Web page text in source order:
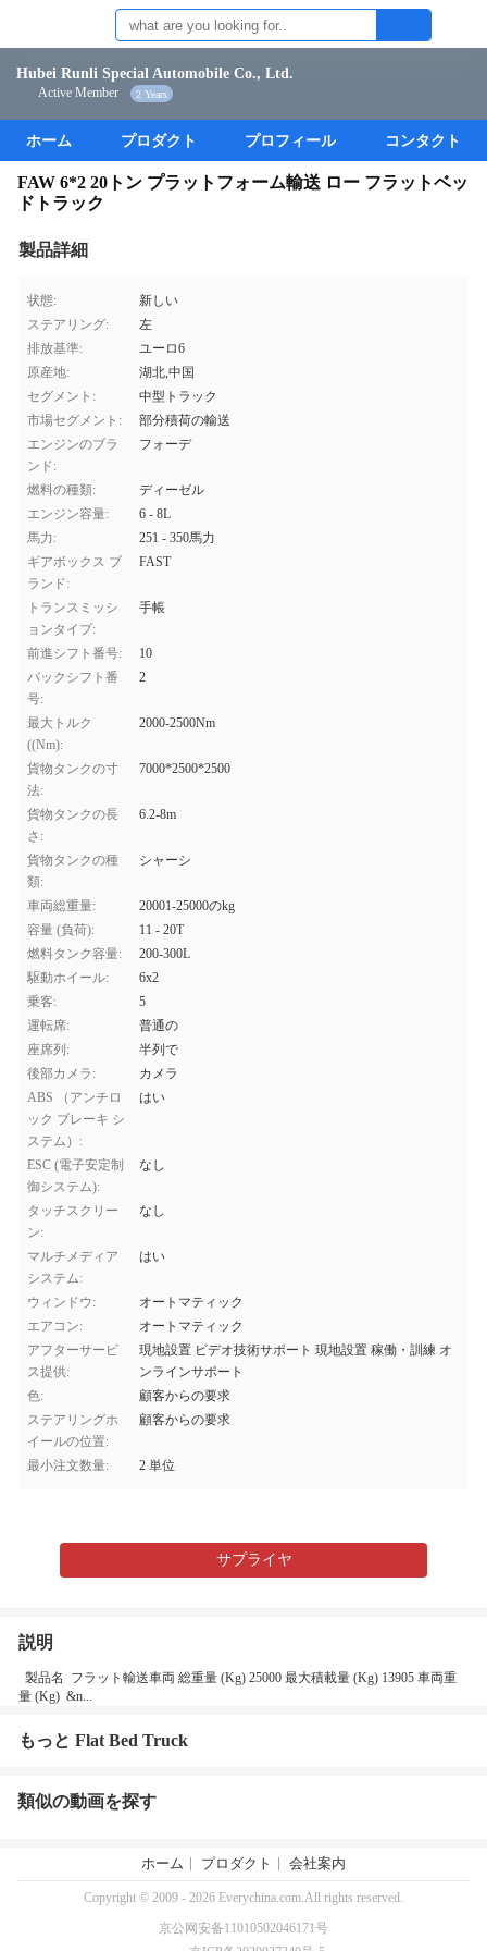
Hubei Runli Special Automobile Co., Ltd.
Active Member 2 Years
ホーム プロダクト プロフィール コンタクト
FAW 6*2 20トン プラットフォーム輸送 ロー フラットベッ
ドトラック
製品詳細
状態:
新しい
ステアリング:
左
排放基準:
ユーロ6
原産地:
湖北,中国
セグメント:
中型トラック
市場セグメント:
部分積荷の輸送
エンジンのブラ
ンド:
フォーデ
燃料の種類:
ディーゼル
エンジン容量:
6 - 8L
馬力:
251 - 350馬力
ギアボックス ブ
ランド:
FAST
トランスミッシ
ョンタイプ:
手帳
前進シフト番号:
10
バックシフト番
号:
2
最大トルク
((Nm):
2000-2500Nm
貨物タンクの寸
法:
7000*2500*2500
貨物タンクの長
さ:
6.2-8m
貨物タンクの種
類:
シャーシ
車両総重量:
20001-25000のkg
容量 (負荷):
11 - 20T
燃料タンク容量:
200-300L
駆動ホイール:
6x2
乗客:
5
運転席:
普通の
座席列:
半列で
後部カメラ:
カメラ
ABS （アンチロ
ック ブレーキ シ
ステム）:
はい
ESC (電子安定制
御システム):
なし
タッチスクリー
ン:
なし
マルチメディア
システム:
はい
ウィンドウ:
オートマティック
エアコン:
オートマティック
アフターサービ
ス提供:
現地設置 ビデオ技術サポート 現地設置 稼働・訓練 オ
ンラインサポート
色:
顧客からの要求
ステアリングホ
イールの位置:
顧客からの要求
最小注文数量: 2 単位
サプライヤ
説明
製品名 フラット輸送車両 総重量 (Kg) 25000 最大積載量 (Kg) 13905 車両重
量 (Kg) &n...
もっと Flat Bed Truck
類似の動画を探す
ホーム プロダクト 会社案内
Copyright © 2009 - 2026 Everychina.com.All rights reserved.
京公网安备11010502046171号